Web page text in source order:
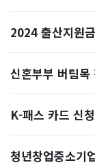
2024 출산지원
신혼부부 버팀
K-패스 카드 신
청년창업중소기